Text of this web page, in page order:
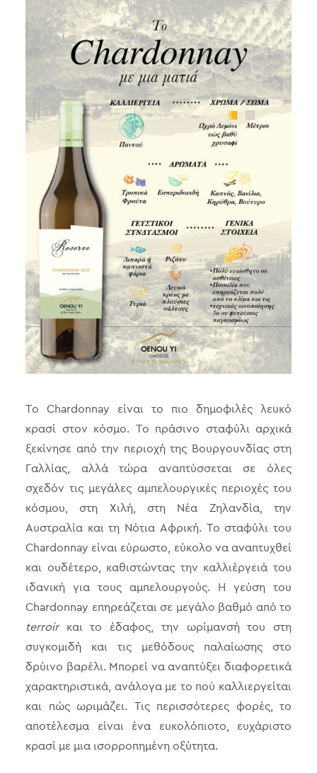
Το Chardonnay είναι το πιο δημοφιλές λευκό
κρασί στον κόσμο. Το πράσινο σταφύλι αρχικά
ξεκίνησε από την περιοχή της Βουργουνδίας στη
Γαλλίας, αλλά τώρα αναπτύσσεται σε όλες
σχεδόν τις μεγάλες αμπελουργικές περιοχές του
κόσμου, στη Χιλή, στη Νέα Ζηλανδία, την
Αυστραλία και τη Νότια Αφρική. Το σταφύλι του
Chardonnay είναι εύρωστο, εύκολο να αναπτυχθεί
και ουδέτερο, καθιστώντας την καλλιέργειά του
ιδανική για τους αμπελουργούς. Η γεύση του
Chardonnay επηρεάζεται σε μεγάλο βαθμό από το
terroirκαι το έδαφος, την ωρίμανσή του στη
συγκομιδή και τις μεθόδους παλαίωσης στο
δρύινο βαρέλι. Μπορεί να αναπτύξει διαφορετικά
χαρακτηριστικά, ανάλογα με το πού καλλιεργείται
και πώς ωριμάζει. Τις περισσότερες φορές, το
αποτέλεσμα είναι ένα ευκολόπιοτο, ευχάριστο
κρασί με μια ισορροπημένη οξύτητα.